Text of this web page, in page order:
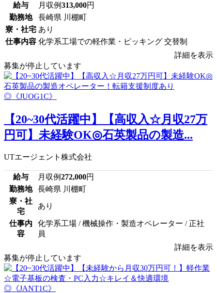
給与 月収例313,000円
勤務地
長崎県 川棚町
寮・社宅 あり
仕事内容 化学系工場での軽作業・ピッキング 交替制
詳細を表示
募集が停止しています
【20~30代活躍中】【高収入☆月収27万
円可】未経験OK◎石英製品の製造...
UTエージェント株式会社
給与 月収例272,000円
勤務地
長崎県 川棚町
寮・社
宅
あり
仕事内
容
化学系工場 / 機械操作・製造オペレーター / 正社
員
詳細を表示
募集が停止しています